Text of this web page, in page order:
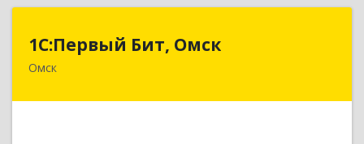
1С:Первый Бит, Омск
Омск
644099, Омская обл, Омск г, Гагарина ул, дом №